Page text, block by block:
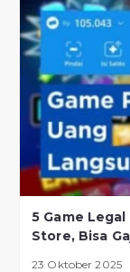
5 Game
Store, Bisa
23 Oktober 2025